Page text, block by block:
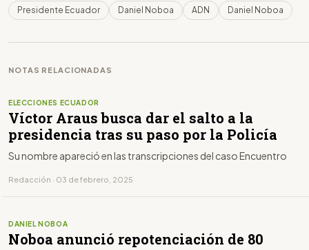
Presidente Ecuador Daniel Noboa ADN Daniel Noboa
NOTAS RELACIONADAS
ELECCIONES ECUADOR
Víctor Araus busca dar el salto a la
presidencia tras su paso por la Policía
Su nombre apareció en las transcripciones del caso Encuentro
Redacción · 03 de febrero, 2025
DANIEL NOBOA
Noboa anunció repotenciación de 80